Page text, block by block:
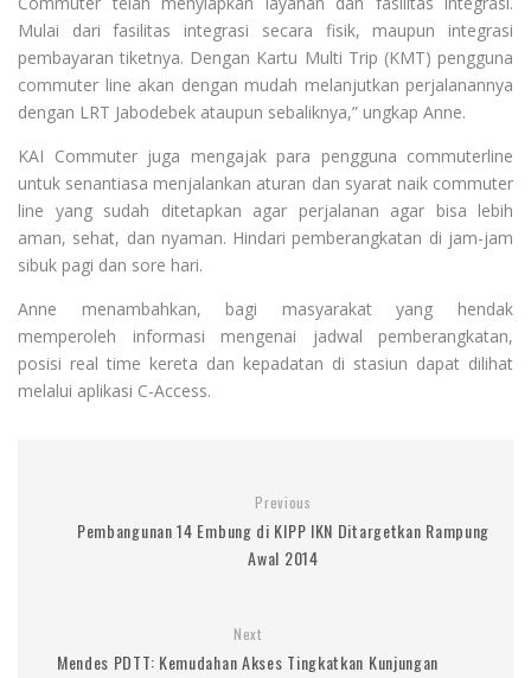
Mulai dari fasilitas integrasi secara fisik, maupun integrasi
pembayaran tiketnya. Dengan Kartu Multi Trip (KMT) pengguna
commuter line akan dengan mudah melanjutkan perjalanannya
dengan LRT Jabodebek ataupun sebaliknya,” ungkap Anne.
KAI Commuter juga mengajak para pengguna commuterline
untuk senantiasa menjalankan aturan dan syarat naik commuter
line yang sudah ditetapkan agar perjalanan agar bisa lebih
aman, sehat, dan nyaman. Hindari pemberangkatan di jam-jam
sibuk pagi dan sore hari.
Anne menambahkan, bagi masyarakat yang hendak
memperoleh informasi mengenai jadwal pemberangkatan,
posisi real time kereta dan kepadatan di stasiun dapat dilihat
melalui aplikasi C-Access.
Previous
Pembangunan 14 Embung di KIPP IKN Ditargetkan Rampung
Awal 2014
Next
Mendes PDTT: Kemudahan Akses Tingkatkan Kunjungan